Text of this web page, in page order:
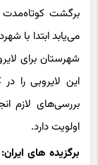
برگشت کوتاه‌مدت
می‌یابد ابتدا با
شهرستان برای
این لایروبی را
بررسی‌های لازم
اولویت دارد.
برگزیده های